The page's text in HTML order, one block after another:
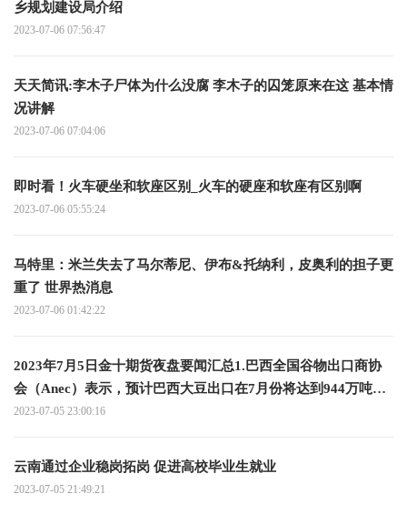
乡规划建设局介绍
2023-07-06 07:56:47
天天简讯:李木子尸体为什么没腐 李木子的囚笼原来在这 基本情
况讲解
2023-07-06 07:04:06
即时看！火车硬坐和软座区别_火车的硬座和软座有区别啊
2023-07-06 05:55:24
马特里：米兰失去了马尔蒂尼、伊布&托纳利，皮奥利的担子更
重了 世界热消息
2023-07-06 01:42:22
2023年7月5日金十期货夜盘要闻汇总1.巴西全国谷物出口商协
会（Anec）表示，预计巴西大豆出口在7月份将达到944万吨，
而去年同期为700万吨；预计巴西玉米出口在7月份达到634万
225万吨 全球关注
2023-07-05 23:00:16
云南通过企业稳岗拓岗 促进高校毕业生就业
2023-07-05 21:49:21